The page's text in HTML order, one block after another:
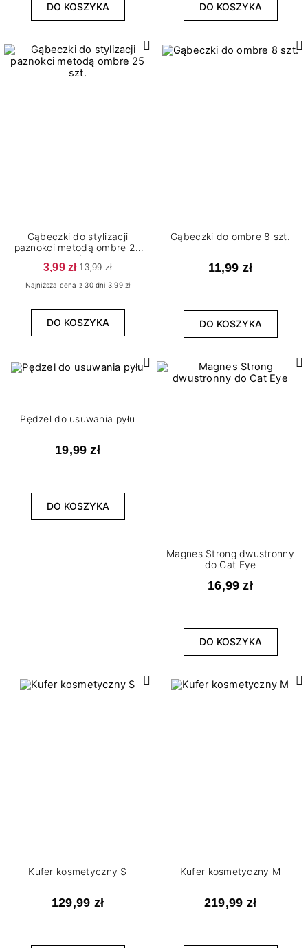
DO KOSZYKA DO KOSZYKA
Gąbeczki do stylizacji
paznokci metodą ombre 25
szt.
3,99 zł 13,99 zł
Najniższa cena z 30 dni 3.99 zł
DO KOSZYKA
Gąbeczki do ombre 8 szt.
11,99 zł
DO KOSZYKA
Pędzel do usuwania pyłu
19,99 zł
DO KOSZYKA
Magnes Strong dwustronny
do Cat Eye
16,99 zł
DO KOSZYKA
Kufer kosmetyczny S
129,99 zł
Kufer kosmetyczny M
219,99 zł